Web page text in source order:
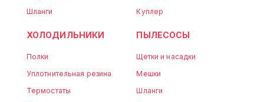
Шланги
Куплер
ХОЛОДИЛЬНИКИ
Полки
Уплотнительная резина
Термостаты
ПЫЛЕСОСЫ
Щетки и насадки
Мешки
Шланги